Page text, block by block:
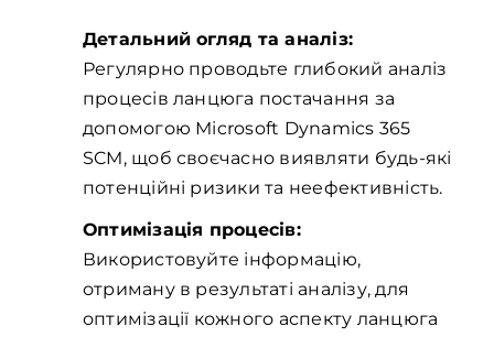
Детальний огляд та аналіз:
Регулярно проводьте глибокий аналіз
процесів ланцюга постачання за
допомогою Microsoft Dynamics 365
SCM, щоб своєчасно виявляти будь-які
потенційні ризики та неефективність.
Оптимізація процесів:
Використовуйте інформацію,
отриману в результаті аналізу, для
оптимізації кожного аспекту ланцюга